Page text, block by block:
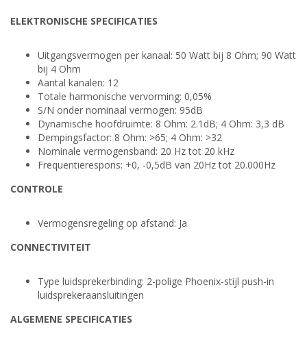
ELEKTRONISCHE SPECIFICATIES
Uitgangsvermogen per kanaal: 50 Watt bij 8 Ohm; 90 Watt
bij 4 Ohm
Aantal kanalen: 12
Totale harmonische vervorming: 0,05%
S/N onder nominaal vermogen: 95dB
Dynamische hoofdruimte: 8 Ohm: 2.1dB; 4 Ohm: 3,3 dB
Dempingsfactor: 8 Ohm: >65; 4 Ohm: >32
Nominale vermogensband: 20 Hz tot 20 kHz
Frequentierespons: +0, -0,5dB van 20Hz tot 20.000Hz
CONTROLE
Vermogensregeling op afstand: Ja
CONNECTIVITEIT
Type luidsprekerbinding: 2-polige Phoenix-stijl push-in
luidsprekeraansluitingen
ALGEMENE SPECIFICATIES